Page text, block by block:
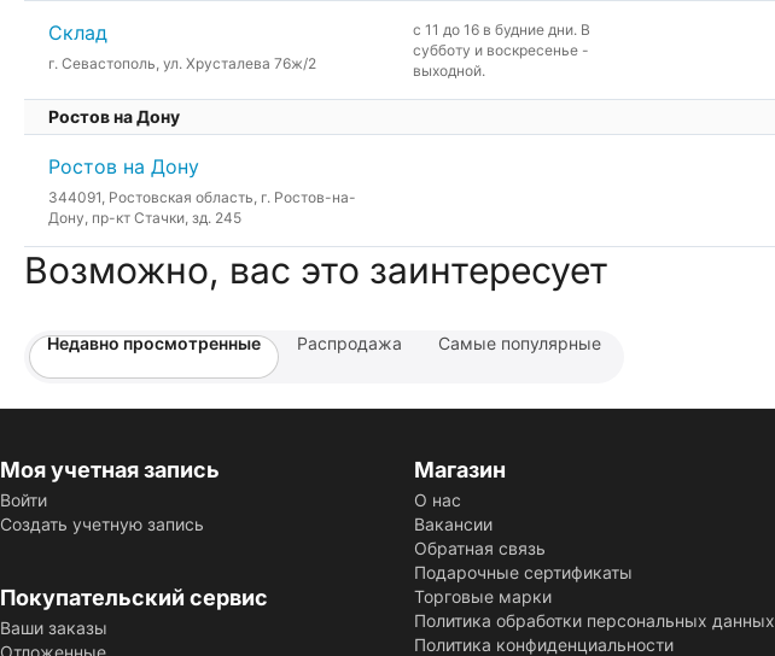
Склад
г. Севастополь, ул. Хрусталева 76ж/2
c 11 до 16 в будние дни. В
субботу и воскресенье -
выходной.
Ростов на Дону
Ростов на Дону
344091, Ростовская область, г. Ростов-на-
Дону, пр-кт Стачки, зд. 245
Возможно, вас это заинтересует
Недавно просмотренные Распродажа Самые популярные
Моя учетная запись
Войти
Создать учетную запись
Покупательский сервис
Ваши заказы
Отложенные
Магазин
О нас
Вакансии
Обратная связь
Подарочные сертификаты
Торговые марки
Политика обработки персональных данных
Политика конфиденциальности